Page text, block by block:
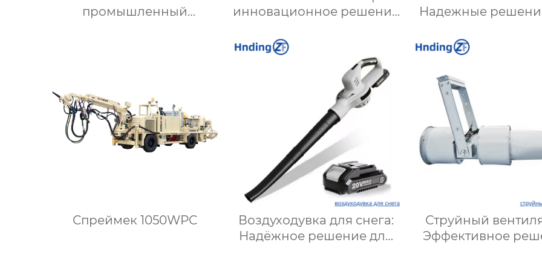
промышленный
инновационное решение
вентиляции и
оптимизации работы
Надежные
подземных
Купить с
Спреймек 1050WPC
Воздуходувка для снега:
Надёжное решение для
Струйный
Эффективное